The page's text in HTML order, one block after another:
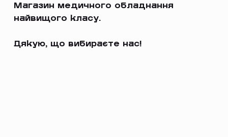
Магазин медичного обладнання
найвищого класу.
Дякую, що вибираєте нас!